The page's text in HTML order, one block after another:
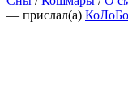
— прислал(а)